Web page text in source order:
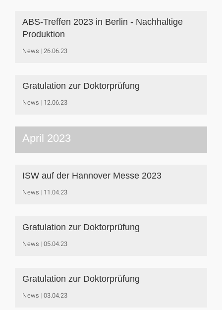
ABS-Treffen 2023 in Berlin - Nachhaltige
Produktion
News 26.06.23
Gratulation zur Doktorprüfung
News 12.06.23
April 2023
ISW auf der Hannover Messe 2023
News 11.04.23
Gratulation zur Doktorprüfung
News 05.04.23
Gratulation zur Doktorprüfung
News 03.04.23